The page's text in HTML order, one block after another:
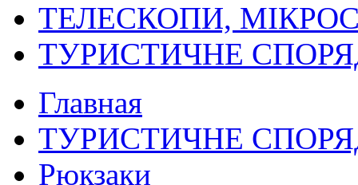
ТЕЛЕСКОПИ,
ТУРИСТИЧНЕ
Главная
ТУРИСТИЧНЕ
Рюкзаки